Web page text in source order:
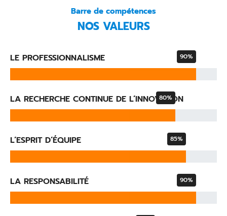
Barre de compétences
NOS VALEURS
LE PROFESSIONNALISME 90%
LA RECHERCHE CONTINUE DE L’INNOVATION
80%
L’ESPRIT D’ÉQUIPE 85%
LA RESPONSABILITÉ 90%